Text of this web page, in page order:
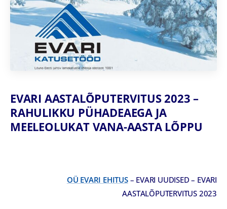
EVARI AASTALÕPUTERVITUS 2023 –
RAHULIKKU PÜHADEAEGA JA
MEELEOLUKAT VANA-AASTA LÕPPU
OÜ EVARI EHITUS– EVARI UUDISED – EVARI
AASTALÕPUTERVITUS 2023